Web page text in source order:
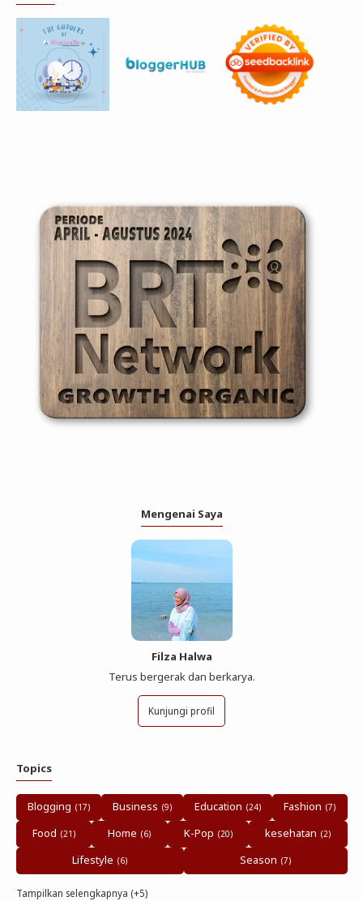
Mengenai Saya
Filza Halwa
Terus bergerak dan berkarya.
Kunjungi profil
Topics
Blogging Business Education
Fashion
Food
Home K-Pop
kesehatan
Lifestyle
Season
Tampilkan selengkapnya (+5)